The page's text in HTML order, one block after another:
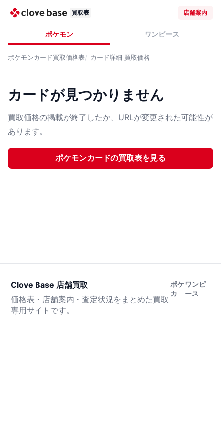
買取表 店舗案内
ポケモン ワンピース
ポケモンカード買取価格表 カード詳細 買取価格
カードが見つかりません
買取価格の掲載が終了したか、URLが変更された可能性が
あります。
ポケモンカードの買取表を見る
Clove Base 店舗買取
価格表・店舗案内・査定状況をまとめた買取
専用サイトです。
ポケ
カ
ワンピ
ース